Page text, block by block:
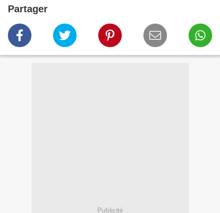
Partager
Publicité